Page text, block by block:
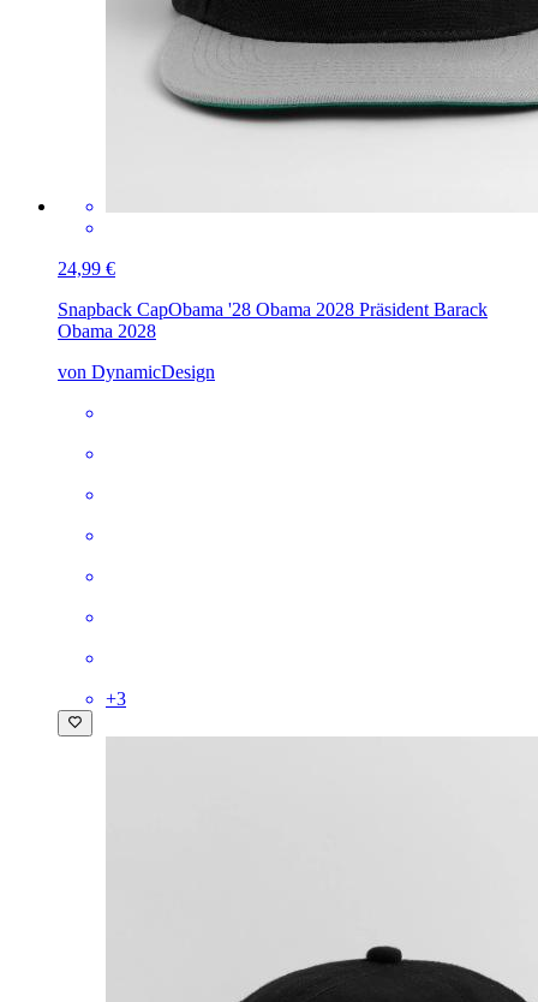
24,99 €
Snapback CapObama '28 Obama 2028 Präsident Barack
Obama 2028
von DynamicDesign
+3